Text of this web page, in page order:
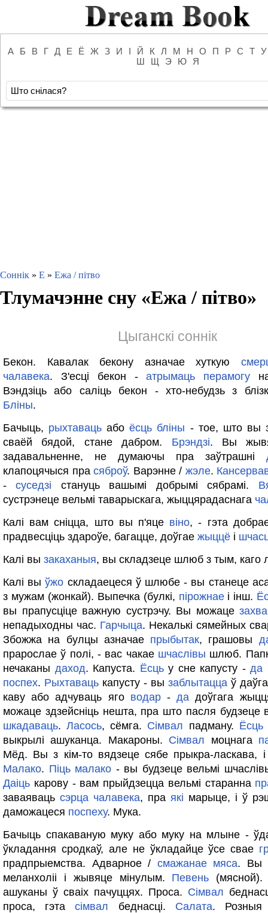
А Б В Г Д Е Ё Ж З И І Й К Л М Н О П Р С Т
У
Ш
Щ Э Ю Я
Соннік » Е » Ежа / пітво
Тлумачэнне сну «Ежа / пітво»
Цыганскі соннік
Бекон. Кавалак бекону азначае хуткую
чалавека. З'есці бекон -атрымаць перамогу
Вэндзіць або саліць бекон - хто-небудзь з
Бліны.
Бачыць, рыхтаваць абоёсць бліны - тое, што вы
сваёй бядой, стане дабром. Брэндзі. Вы
задавальненне, не думаючы пра заўтрашні
клапоцячыся прасяброў. Варэнне / жэле.
-суседзі стануць вашымі добрымі сябрамі.
сустрэнеце вельмі таварыскага, жыццярадаснага
Калі вам сніцца, што вы п'яце віно, - гэта
прадвесціць здароўе, багацце, доўгае жыццё і
Калі вы закаханыя, вы складзеце шлюб з тым, каго
Калі выўжо складаецеся ў шлюбе - вы станеце
з мужам (жонкай). Выпечка (булкі, пірожнаеі інш.
вы прапусціце важную сустрэчу. Вы можаце
непадыходны час. Гарчыца. Некалькі сямейных
Збожжа на булцы азначае прыбытак, грашовы
прарослае ў полі, - вас чакае шчаслівы шлюб.
нечаканы даход. Капуста. Ёсцьу сне капусту - да
поспех. Рыхтаваць капусту - вы заблытацца ў
каву або адчуваць яго водар-да доўгага
можаце здзейсніць нешта, пра што пасля будзеце
шкадаваць.Ласось, сёмга. Сімвал падману. Ёсць
выкрылі ашуканца. Макароны. Сімвал моцнага
Мёд. Вы з кім-то вядзеце сябе прыкра-ласкава, і
Малако. Піць малако - вы будзеце вельмі
Даіць карову - вам прыйдзецца вельмі старанна
заваяваць сэрца чалавека, пра які марыце, і ў
даможацеся поспеху. Мука.
Бачыць спакаваную муку або муку на млыне -
ўкладання сродкаў, але не ўкладайце ўсе свае
прадпрыемства. Адварное / смажанае мяса. Вы
меланхоліі і жывяце мінулым. Певень
ашуканы ў сваіх пачуццях. Проса. Сімвал
проса, гэтасімвал беднасці. Салата.